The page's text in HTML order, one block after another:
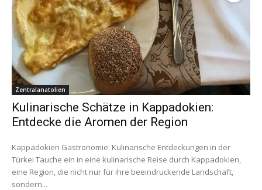
Zentralanatolien
Kulinarische Schätze in Kappadokien:
Entdecke die Aromen der Region
Kappadokien Gastronomie: Kulinarische Entdeckungen in der
Türkei Tauche ein in eine kulinarische Reise durch Kappadokien,
eine Region, die nicht nur für ihre beeindruckende Landschaft,
sondern...